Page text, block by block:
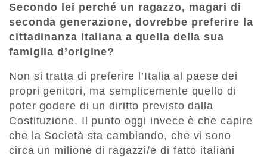
Secondo lei perché un ragazzo, magari di
seconda generazione, dovrebbe preferire la
cittadinanza italiana a quella della sua
famiglia d’origine?
Non si tratta di preferire l’Italia al paese dei
propri genitori, ma semplicemente quello di
poter godere di un diritto previsto dalla
Costituzione. Il punto oggi invece è che capire
che la Società sta cambiando, che vi sono
circa un milione di ragazzi/e di fatto italiani